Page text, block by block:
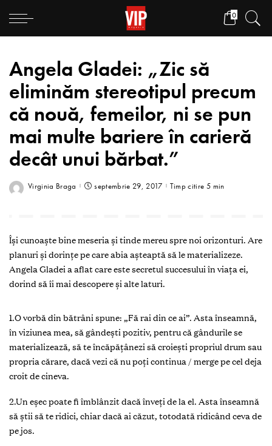
0
Angela Gladei: „Zic să
eliminăm stereotipul precum
că nouă, femeilor, ni se pun
mai multe bariere în carieră
decât unui bărbat.”
Virginia Braga septembrie 29, 2017 Timp citire 5 min
Îşi cunoaşte bine meseria şi tinde mereu spre noi orizonturi. Are
planuri şi dorinţe pe care abia aşteaptă să le materializeze.
Angela Gladei a aflat care este secretul succesului în viaţa ei,
dorind să îi mai descopere şi alte laturi.
1.O vorbă din bătrâni spune: „Fă rai din ce ai”. Asta înseamnă,
în viziunea mea, să gândești pozitiv, pentru că gândurile se
materializează, să te încăpățânezi să croiești propriul drum sau
propria cărare, dacă vezi că nu poți continua / merge pe cel deja
croit de cineva.
2.Un eşec poate fi îmblânzit dacă înveţi de la el. Asta înseamnă
să știi să te ridici, chiar dacă ai căzut, totodată ridicând ceva de
pe jos.